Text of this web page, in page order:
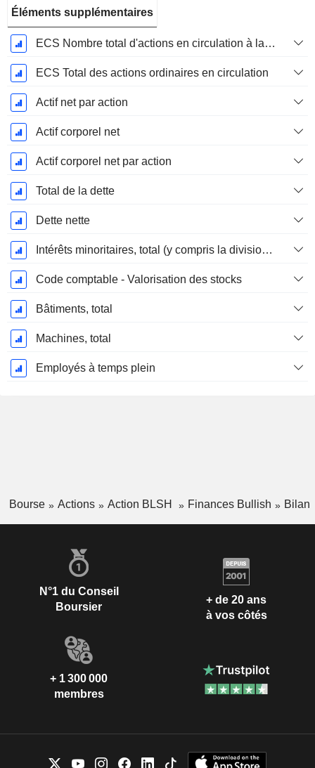
Éléments supplémentaires
ECS Nombre total d'actions en circulation à la date de dépôt
ECS Total des actions ordinaires en circulation
Actif net par action
Actif corporel net
Actif corporel net par action
Total de la dette
Dette nette
Intérêts minoritaires, total (y compris la division financière)
Code comptable - Valorisation des stocks
Bâtiments, total
Machines, total
Employés à temps plein
Bourse Actions Action BLSH Finances Bullish Bilan
N°1 du Conseil
Boursier
+ de 20 ans
à vos côtés
+ 1 300 000
membres